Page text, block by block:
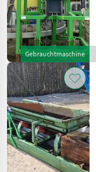
Gebrauchtmaschine